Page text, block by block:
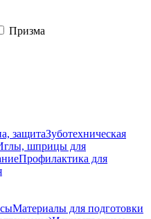
Призма
защитаЗуботехническая
шприцы для
Профилактика для
Материалы для подготовки